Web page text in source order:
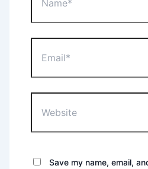
Save my name, email,